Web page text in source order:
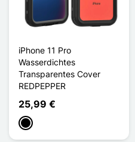
iPhone 11 Pro
Wasserdichtes
Transparentes Cover
REDPEPPER
25,99 €
Schwarz